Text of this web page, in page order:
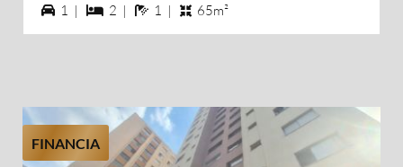
1 vagas na garagem
1 | 2 dormiórios
2 | 1 banheiros
1 | 65m²
FINANCIA